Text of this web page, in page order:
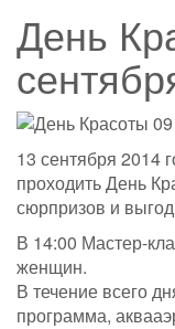
День
13 сентября 2014
проходить День
сюрпризов и
В 14:00 Мастер-
женщин.
В течение всего
программа,